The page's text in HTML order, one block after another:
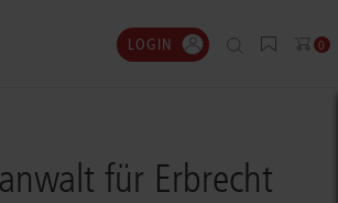
LOGIN 0
für Erbrecht